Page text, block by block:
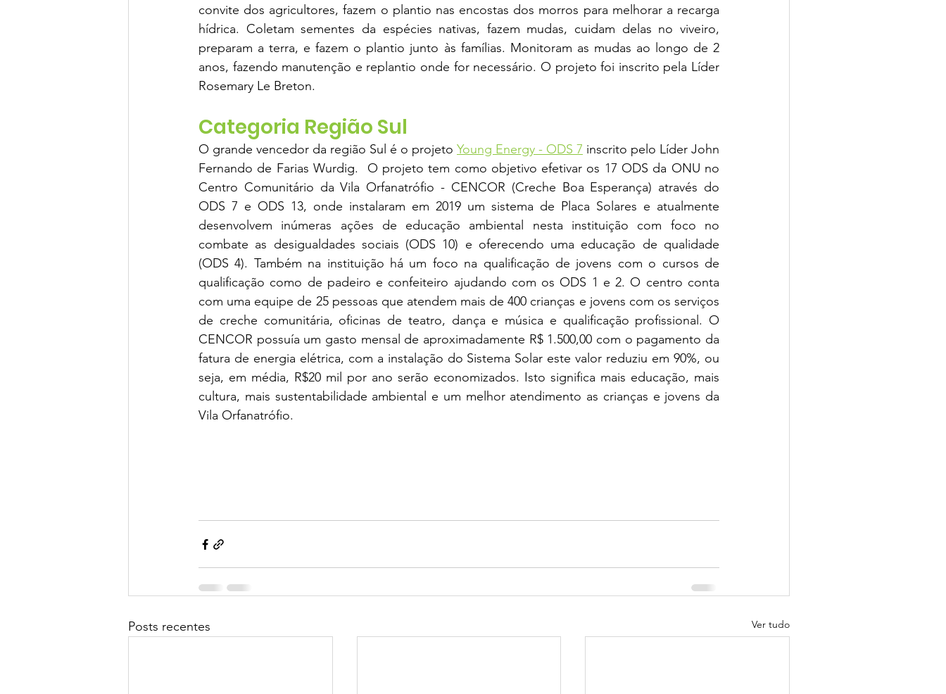
convite dos agricultores, fazem o plantio nas encostas dos morros para melhorar a recarga
hídrica. Coletam sementes da espécies nativas, fazem mudas, cuidam delas no viveiro,
preparam a terra, e fazem o plantio junto às famílias. Monitoram as mudas ao longo de 2
anos, fazendo manutenção e replantio onde for necessário. O projeto foi inscrito pela Líder
Rosemary Le Breton.
Categoria Região Sul
O grande vencedor da região Sul é o projeto Young Energy - ODS 7 inscrito pelo Líder John
Fernando de Farias Wurdig.  O projeto tem como objetivo efetivar os 17 ODS da ONU no
Centro Comunitário da Vila Orfanatrófio - CENCOR (Creche Boa Esperança) através do
ODS 7 e ODS 13, onde instalaram em 2019 um sistema de Placa Solares e atualmente
desenvolvem inúmeras ações de educação ambiental nesta instituição com foco no
combate as desigualdades sociais (ODS 10) e oferecendo uma educação de qualidade
(ODS 4). Também na instituição há um foco na qualificação de jovens com o cursos de
qualificação como de padeiro e confeiteiro ajudando com os ODS 1 e 2. O centro conta
com uma equipe de 25 pessoas que atendem mais de 400 crianças e jovens com os serviços
de creche comunitária, oficinas de teatro, dança e música e qualificação profissional. O
CENCOR possuía um gasto mensal de aproximadamente R$ 1.500,00 com o pagamento da
fatura de energia elétrica, com a instalação do Sistema Solar este valor reduziu em 90%, ou
seja, em média, R$20 mil por ano serão economizados. Isto significa mais educação, mais
cultura, mais sustentabilidade ambiental e um melhor atendimento as crianças e jovens da
Vila Orfanatrófio.
Posts recentes Ver tudo